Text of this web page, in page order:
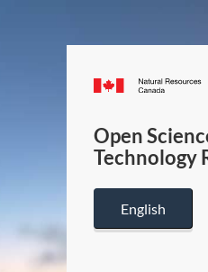
Open
Technology
English